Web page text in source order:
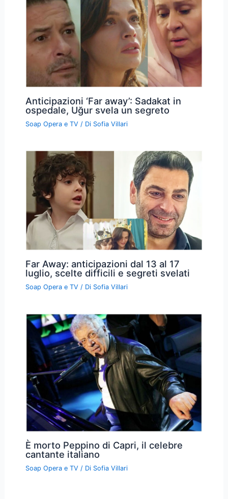
Anticipazioni ‘Far away’: Sadakat in
ospedale, Uğur svela un segreto
Soap Opera e TV / Di Sofia Villari
Far Away: anticipazioni dal 13 al 17
luglio, scelte difficili e segreti svelati
Soap Opera e TV / Di Sofia Villari
È morto Peppino di Capri, il celebre
cantante italiano
Soap Opera e TV / Di Sofia Villari